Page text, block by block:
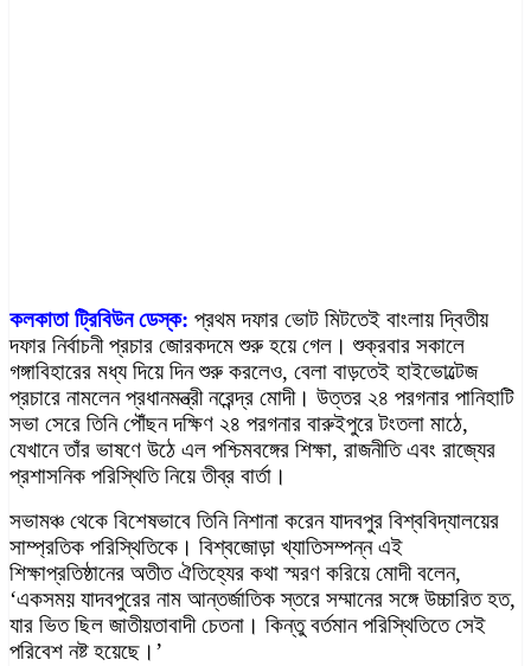
কলকাতা ট্রিবিউন ডেস্ক: প্রথম দফার ভোট মিটতেই বাংলায় দ্বিতীয়
দফার নির্বাচনী প্রচার জোরকদমে শুরু হয়ে গেল। শুক্রবার সকালে
গঙ্গাবিহারের মধ্য দিয়ে দিন শুরু করলেও, বেলা বাড়তেই হাইভোল্টেজ
প্রচারে নামলেন প্রধানমন্ত্রী নরেন্দ্র মোদী। উত্তর ২৪ পরগনার পানিহাটি
সভা সেরে তিনি পৌঁছন দক্ষিণ ২৪ পরগনার বারুইপুরে টংতলা মাঠে,
যেখানে তাঁর ভাষণে উঠে এল পশ্চিমবঙ্গের শিক্ষা, রাজনীতি এবং রাজ্যের
প্রশাসনিক পরিস্থিতি নিয়ে তীব্র বার্তা।
সভামঞ্চ থেকে বিশেষভাবে তিনি নিশানা করেন যাদবপুর বিশ্ববিদ্যালয়ের
সাম্প্রতিক পরিস্থিতিকে। বিশ্বজোড়া খ্যাতিসম্পন্ন এই
শিক্ষাপ্রতিষ্ঠানের অতীত ঐতিহ্যের কথা স্মরণ করিয়ে মোদী বলেন,
‘একসময় যাদবপুরের নাম আন্তর্জাতিক স্তরে সম্মানের সঙ্গে উচ্চারিত হত,
যার ভিত ছিল জাতীয়তাবাদী চেতনা। কিন্তু বর্তমান পরিস্থিতিতে সেই
পরিবেশ নষ্ট হয়েছে।’